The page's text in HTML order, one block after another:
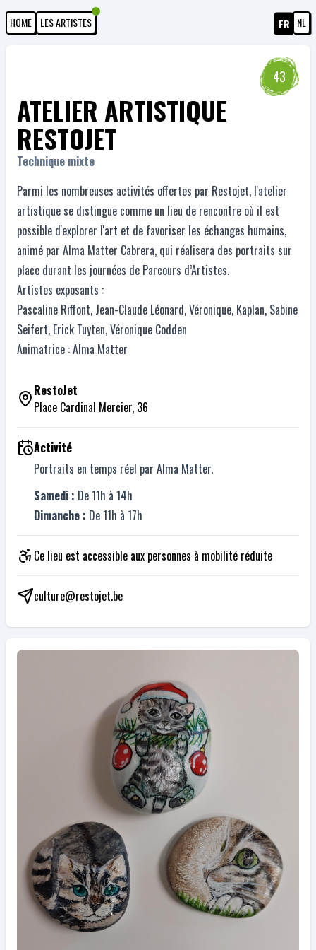
HOME LES ARTISTES FR NL
43
ATELIER ARTISTIQUE
RESTOJET
Technique mixte
Parmi les nombreuses activités offertes par Restojet, l'atelier
artistique se distingue comme un lieu de rencontre où il est
possible d'explorer l'art et de favoriser les échanges humains,
animé par Alma Matter Cabrera, qui réalisera des portraits sur
place durant les journées de Parcours d’Artistes.
Artistes exposants :
Pascaline Riffont, Jean-Claude Léonard, Véronique, Kaplan, Sabine
Seifert, Erick Tuyten, Véronique Codden
Animatrice : Alma Matter
RestoJet
Place Cardinal Mercier, 36
Activité
Portraits en temps réel par Alma Matter.
Samedi : De 11h à 14h
Dimanche : De 11h à 17h
Ce lieu est accessible aux personnes à mobilité réduite
culture@restojet.be